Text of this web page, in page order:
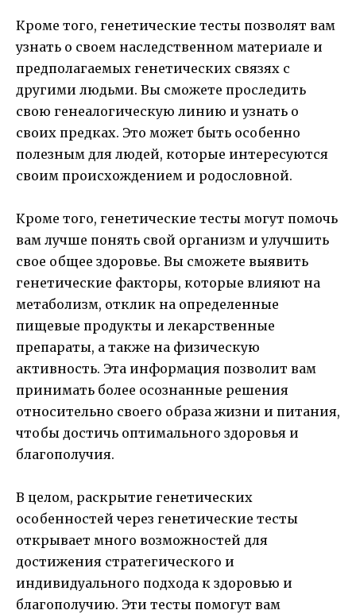
Кроме того, генетические тесты позволят вам
узнать о своем наследственном материале и
предполагаемых генетических связях с
другими людьми. Вы сможете проследить
свою генеалогическую линию и узнать о
своих предках. Это может быть особенно
полезным для людей, которые интересуются
своим происхождением и родословной.
Кроме того, генетические тесты могут помочь
вам лучше понять свой организм и улучшить
свое общее здоровье. Вы сможете выявить
генетические факторы, которые влияют на
метаболизм, отклик на определенные
пищевые продукты и лекарственные
препараты, а также на физическую
активность. Эта информация позволит вам
принимать более осознанные решения
относительно своего образа жизни и питания,
чтобы достичь оптимального здоровья и
благополучия.
В целом, раскрытие генетических
особенностей через генетические тесты
открывает много возможностей для
достижения стратегического и
индивидуального подхода к здоровью и
благополучию. Эти тесты помогут вам